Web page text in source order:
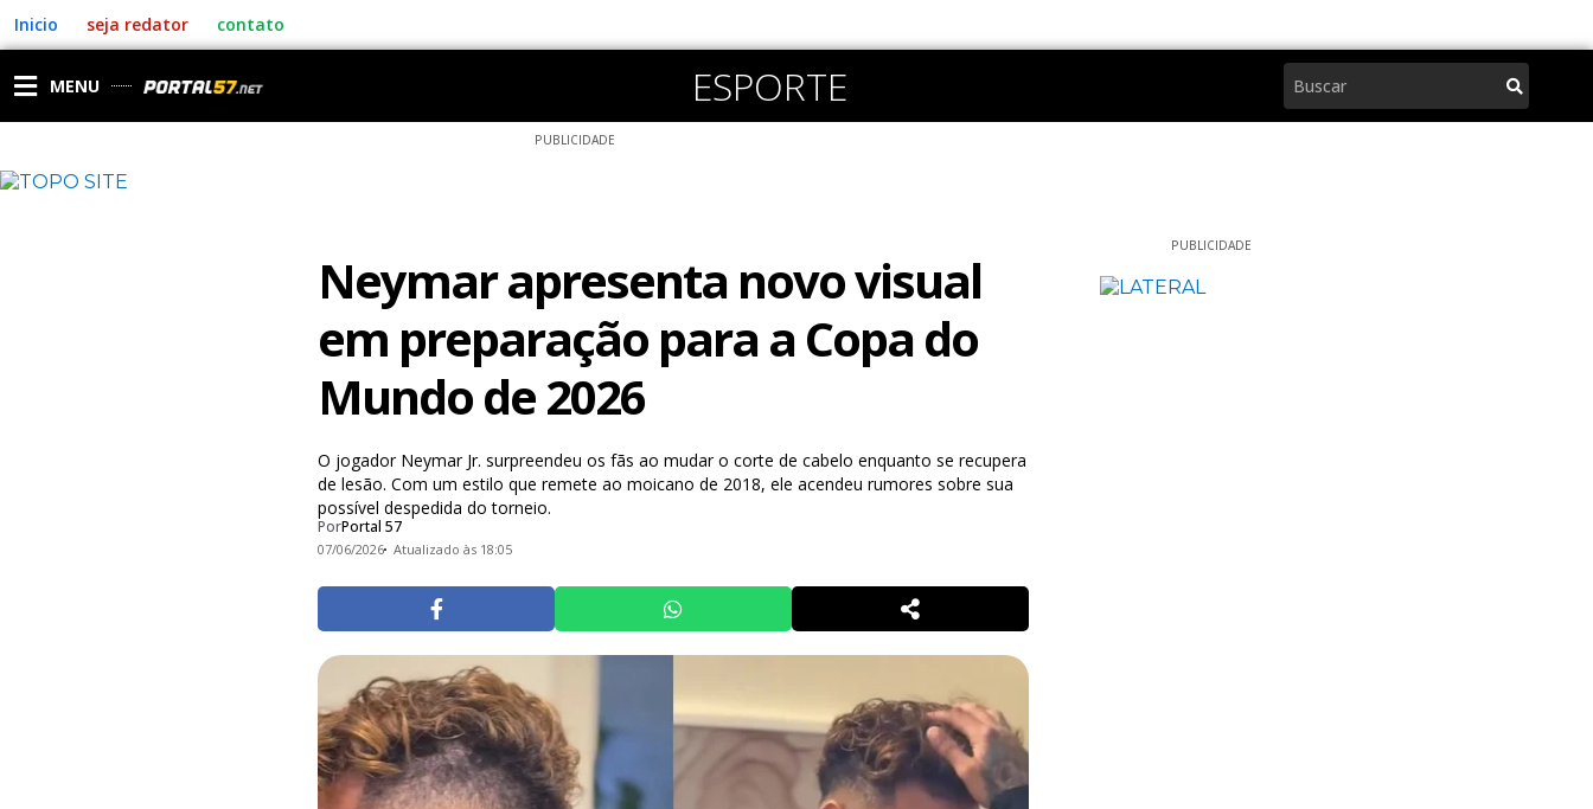
para
o
conteúdo
Inicio seja redator contato
MENU ESPORTE Pesquisar
PUBLICIDADE
Neymar apresenta novo visual
em preparação para a Copa do
Mundo de 2026
O jogador Neymar Jr. surpreendeu os fãs ao mudar o corte de cabelo enquanto se recupera
de lesão. Com um estilo que remete ao moicano de 2018, ele acendeu rumores sobre sua
possível despedida do torneio.
PorPortal 57
07/06/2026 Atualizado às 18:05
PUBLICIDADE